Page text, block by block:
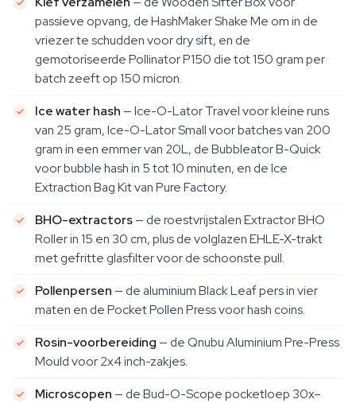
passieve opvang, de HashMaker Shake Me om in de
vriezer te schudden voor dry sift, en de
gemotoriseerde Pollinator P150 die tot 150 gram per
batch zeeft op 150 micron.
Ice water hash — Ice-O-Lator Travel voor kleine runs
van 25 gram, Ice-O-Lator Small voor batches van 200
gram in een emmer van 20L, de Bubbleator B-Quick
voor bubble hash in 5 tot 10 minuten, en de Ice
Extraction Bag Kit van Pure Factory.
BHO-extractors— de roestvrijstalen Extractor BHO
Roller in 15 en 30 cm, plus de volglazen EHLE-X-trakt
met gefritte glasfilter voor de schoonste pull.
Pollenpersen — de aluminium Black Leaf pers in vier
maten en de Pocket Pollen Press voor hash coins.
Rosin-voorbereiding — de Qnubu Aluminium Pre-Press
Mould voor 2x4 inch-zakjes.
Microscopen — de Bud-O-Scope pocketloep 30x–